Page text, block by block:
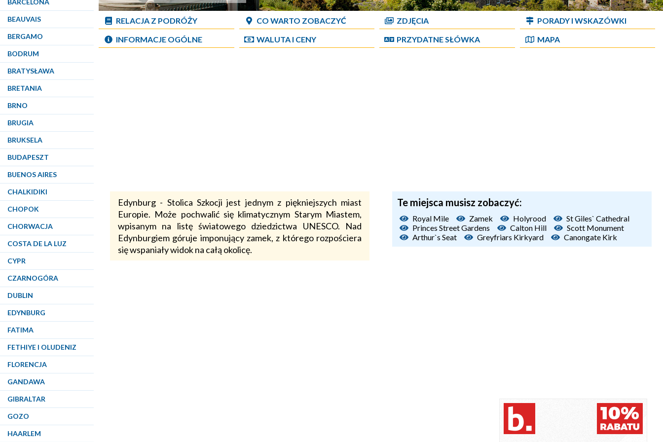
BARCELONA
BEAUVAIS
BERGAMO
BODRUM
BRATYSŁAWA
BRETANIA
BRNO
BRUGIA
BRUKSELA
BUDAPESZT
BUENOS AIRES
CHALKIDIKI
CHOPOK
CHORWACJA
COSTA DE LA LUZ
CYPR
CZARNOGÓRA
DUBLIN
EDYNBURG
FATIMA
FETHIYE I OLUDENIZ
FLORENCJA
GANDAWA
GIBRALTAR
GOZO
HAARLEM
Edynburg - Stolica Szkocji jest jednym z piękniejszych miast
Europie. Może pochwalić się klimatycznym Starym Miastem,
wpisanym na listę światowego dziedzictwa UNESCO. Nad
Edynburgiem góruje imponujący zamek, z którego rozpościera
się wspaniały widok na całą okolicę.
RELACJA Z PODRÓŻY CO WARTO ZOBACZYĆ ZDJĘCIA
PORADY I WSKAZÓWKI
INFORMACJE OGÓLNE
WALUTA I CENY PRZYDATNE SŁÓWKA MAPA
Te miejsca musisz zobaczyć:
Royal Mile Zamek Holyrood
St Giles` Cathedral
Princes Street Gardens
Calton Hill
Scott Monument
Arthur`s Seat
Greyfriars Kirkyard Canongate Kirk